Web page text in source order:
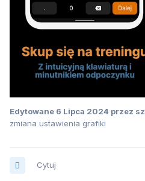
Edytowane 6 Lipca 2024 przez
zmiana ustawienia grafiki
Cytuj